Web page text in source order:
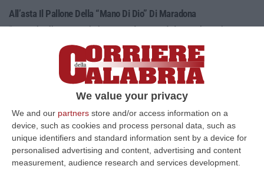
We value your privacy
We and our partners store and/or access information on a
device, such as cookies and process personal data, such as
unique identifiers and standard information sent by a device for
personalised advertising and content, advertising and content
measurement, audience research and services development.
All’asta Il Pallone Della “mano Di Dio” Di Maradona
“ROMA Il pallone con cui Diego Maradona segnò durante la storica
08 Agosto, 23:28
Milano, Vannacci Candida Il Generale Burgio
“ROMA “La sfida delle grandi città correremo in tutte le grandi città
Milano, Bologna, Roma e Napoli. Ci presenteremo come Futuro
nazionale…
08 Agosto, 22:19